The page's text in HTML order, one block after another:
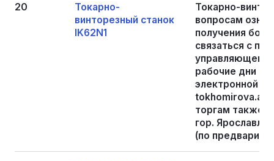
20
Токарно-
винторезный станок
IK62N1
Токарно-
вопросам
получения
связаться с
управляющего
рабочие дни с
электронной
торгам также
гор.
(по